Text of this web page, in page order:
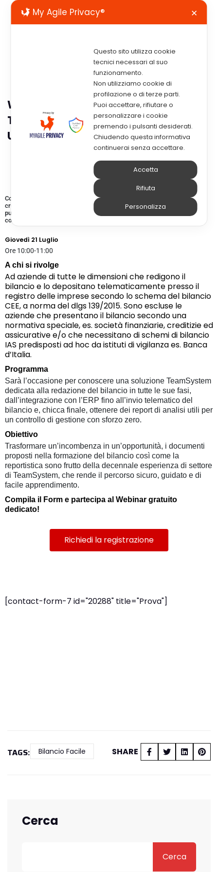
Webinar – Bilancio Facile: Come
Trasformare Un Adempimento In
Un’opportunità
Come trasformare un adempimento in un’occasione per analizzare i dati
cruciali per la tua azienda e/o il tuo gruppo e scoprire i trend nel tempo o
punti di forza /debolezza confrontando tali dati con quelli dei tuoi
competitor, partner o aziende di riferimento.
Giovedì 21 Luglio
Ore 10:00-11:00
A chi si rivolge
Ad aziende di tutte le dimensioni che redigono il
bilancio e lo depositano telematicamente presso il
registro delle imprese secondo lo schema del bilancio
CEE, a norma del dlgs 139/2015. Sono escluse le
aziende che presentano il bilancio secondo una
normativa speciale, es. società finanziarie, creditizie ed
assicurative e/o che necessitano di schemi di bilancio
IAS predisposti ad hoc da istituti di vigilanza es. Banca
d’Italia.
Programma
Sarà l’occasione per conoscere una soluzione TeamSystem
dedicata alla redazione del bilancio in tutte le sue fasi,
dall’integrazione con l’ERP fino all’invio telematico del
bilancio e, chicca finale, ottenere dei report di analisi utili per
un controllo di gestione con sforzo zero.
Obiettivo
Trasformare un’incombenza in un’opportunità, i documenti
proposti nella formazione del bilancio così come la
reportistica sono frutto della decennale esperienza di settore
di TeamSystem, che rende il percorso sicuro, guidato e di
facile apprendimento.
Compila il Form e partecipa al Webinar gratuito
dedicato!
Richiedi la registrazione
[contact-form-7 id="20288" title="Prova"]
TAGS: Bilancio Facile SHARE
Cerca
Cerca
My Agile Privacy® ✕
Questo sito utilizza cookie
tecnici necessari al suo
funzionamento.
Non utilizziamo cookie di
profilazione o di terze parti.
Puoi accettare, rifiutare o
personalizzare i cookie
premendo i pulsanti desiderati.
Chiudendo questa informativa
continuerai senza accettare.
Accetta
Rifiuta
Personalizza